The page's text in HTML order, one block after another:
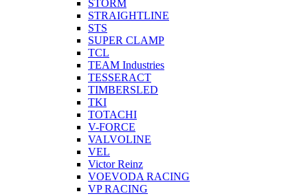
STORM
STRAIGHTLINE
STS
SUPER CLAMP
TCL
TEAM Industries
TESSERACT
TIMBERSLED
TKI
TOTACHI
V-FORCE
VALVOLINE
VEL
Victor Reinz
VOEVODA RACING
VP RACING